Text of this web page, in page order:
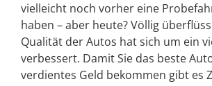
vielleicht noch vorher eine
haben – aber heute? Völlig
Qualität der Autos hat sich um ein
verbessert. Damit Sie das beste
verdientes Geld bekommen gibt es